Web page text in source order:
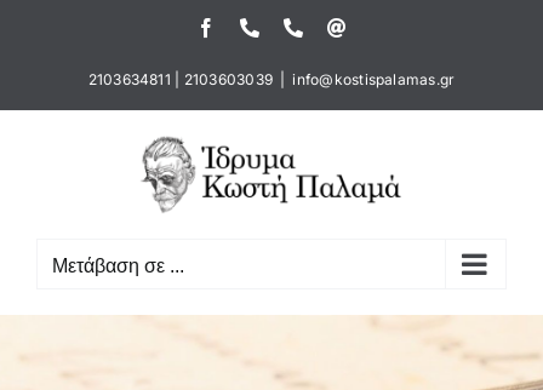
περιεχόμενο
FacebookΤηλέφωνοΤηλέφωνο
2103634811 2103603039 info@kostispalamas.gr
Μετάβαση σε ...